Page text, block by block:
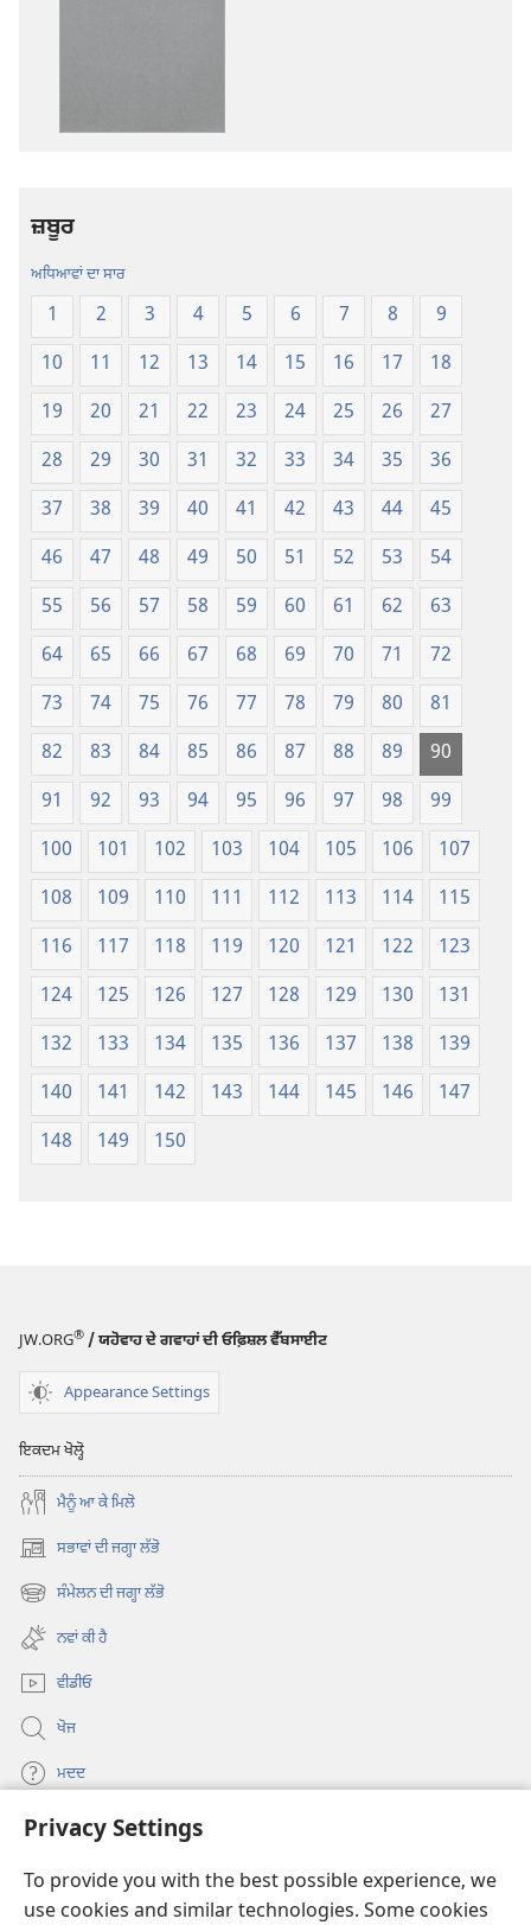
Privacy Settings
To provide you with the best possible experience, we
use cookies and similar technologies. Some cookies
ਜ਼ਬੂਰ
ਅਧਿਆਵਾਂ ਦਾ ਸਾਰ
1 2 3 4 5 6 7 8
9
10
11 12 13 14 15 16 17
18
19
20 21 22 23 24 25 26
27
28
29 30 31 32 33 34 35
36
37
38 39 40 41 42 43 44
45
46
47 48 49 50 51 52 53
54
55
56 57 58 59 60 61 62
63
64
65 66 67 68 69 70 71
72
73
74 75 76 77 78 79 80
81
82
83 84 85 86 87 88 89
90
91
92 93 94 95 96 97 98
99
100
101 102 103 104 105 106
107
108
109 110 111 112 113 114
115
116
117 118 119 120 121 122
123
124
125 126 127 128 129 130
131
132
133 134 135 136 137 138
139
140
141 142 143 144 145 146
147
148
149 150
JW.ORG® / ਯਹੋਵਾਹ ਦੇ ਗਵਾਹਾਂ ਦੀ ਓਫ਼ਿਸ਼ਲ ਵੈੱਬਸਾਈਟ
Appearance Settings
ਇਕਦਮ ਖੋਲ੍ਹੋ
ਮੈਨੂੰ ਆ ਕੇ ਮਿਲੋ
ਸਭਾਵਾਂ ਦੀ ਜਗ੍ਹਾ ਲੱਭੋ
(opens
new ਸੰਮੇਲਨ ਦੀ ਜਗ੍ਹਾ ਲੱਭੋ
(opens
new
window)
ਨਵਾਂ ਕੀ ਹੈ
ਵੀਡੀਓ
ਖੋਜ
ਮਦਦ
ਦਾਨ
new
window)Watchtower ONLINE LIBRARY™
(opens